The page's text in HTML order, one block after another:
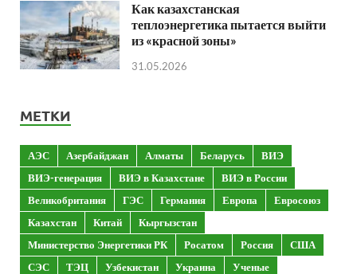
Как казахстанская
теплоэнергетика пытается выйти
из «красной зоны»
31.05.2026
МЕТКИ
АЭС Азербайджан Алматы Беларусь
ВИЭ
ВИЭ-генерация
ВИЭ в Казахстане
ВИЭ в России
Великобритания
ГЭС Германия Европа
Евросоюз
Казахстан
Китай
Кыргызстан
Министерство Энергетики РК
Росатом Россия
США
СЭС
ТЭЦ Узбекистан Украина
Ученые